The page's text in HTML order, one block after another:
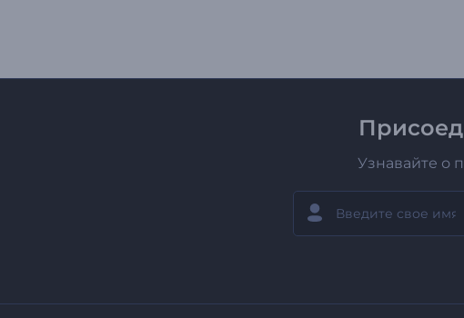
Узнавайте о